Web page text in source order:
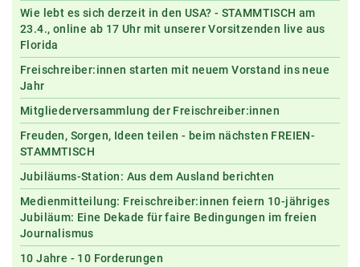
Wie lebt es sich derzeit in den USA? - STAMMTISCH am
23.4., online ab 17 Uhr mit unserer Vorsitzenden live aus
Florida
Freischreiber:innen starten mit neuem Vorstand ins neue
Jahr
Mitgliederversammlung der Freischreiber:innen
Freuden, Sorgen, Ideen teilen - beim nächsten FREIEN-
STAMMTISCH
Jubiläums-Station: Aus dem Ausland berichten
Medienmitteilung: Freischreiber:innen feiern 10-jähriges
Jubiläum: Eine Dekade für faire Bedingungen im freien
Journalismus
10 Jahre - 10 Forderungen